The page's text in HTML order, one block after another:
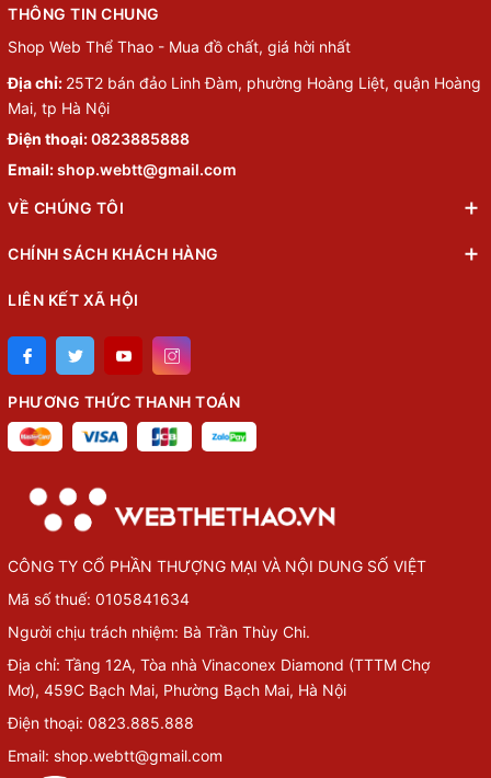
THÔNG TIN CHUNG
Shop Web Thể Thao - Mua đồ chất, giá hời nhất
Địa chỉ: 25T2 bán đảo Linh Đàm, phường Hoàng Liệt, quận Hoàng
Mai, tp Hà Nội
Điện thoại:0823885888
Email:shop.webtt@gmail.com
VỀ CHÚNG TÔI
CHÍNH SÁCH KHÁCH HÀNG
LIÊN KẾT XÃ HỘI
PHƯƠNG THỨC THANH TOÁN
CÔNG TY CỔ PHẦN THƯỢNG MẠI VÀ NỘI DUNG SỐ VIỆT
Mã số thuế: 0105841634
Người chịu trách nhiệm: Bà Trần Thùy Chi.
Địa chỉ: Tầng 12A, Tòa nhà Vinaconex Diamond (TTTM Chợ
Mơ), 459C Bạch Mai, Phường Bạch Mai, Hà Nội
Điện thoại: 0823.885.888
Email: shop.webtt@gmail.com